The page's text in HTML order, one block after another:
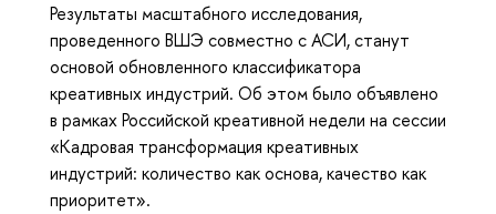
Результаты масштабного исследования,
проведенного ВШЭ совместно с АСИ, станут
основой обновленного классификатора
креативных индустрий. Об этом было объявлено
в рамках Российской креативной недели на сессии
«Кадровая трансформация креативных
индустрий: количество как основа, качество как
приоритет».